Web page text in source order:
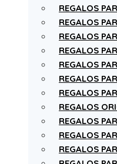
REGALOS
REGALOS
REGALOS
REGALOS
REGALOS
REGALOS
REGALOS
REGALOS
REGALOS
REGALOS
REGALOS